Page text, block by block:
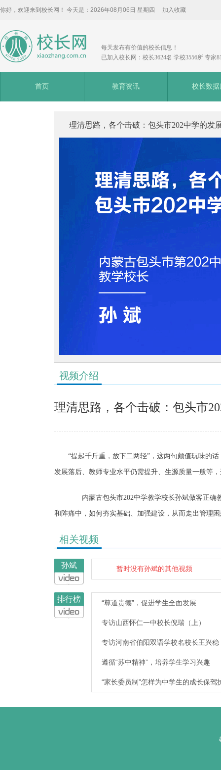
你好，欢迎来到校长网！ 今天是： 2026年08月06日 星期四 加入收藏
每天发布有价值的校长信息！
已加入校长网：校长3624名 学校3556所 专家
首页 教育资讯 校长数据
理清思路，各个击破：包头市202中学的发
视频介绍
理清思路，各个击破：包头市
“提起千斤重，放下二两轻”，这两句颇值玩味的
发展落后、教师专业水平仍需提升、生源质量一般等
内蒙古包头市202中学教学校长孙斌做客正确
和阵痛中，如何夯实基础、加强建设，从而走出管理
相关视频
孙斌 暂时没有孙斌的其他视频
排行榜 “尊道贵德”，促进学生全面发展
专访山西怀仁一中校长倪瑞（上）
专访河南省伯阳双语学校名校长王兴稳
遵循“苏中精神”，培养学生学习兴趣
“家长委员制”怎样为中学生的成长保驾